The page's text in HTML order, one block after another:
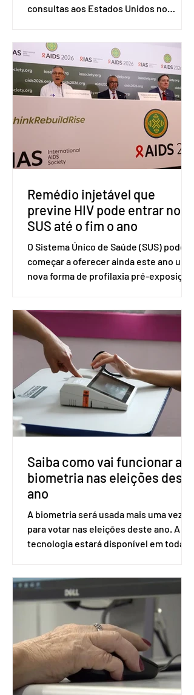
consultas aos Estados Unidos no
(OMC), contestando duas medidas
tarifárias adotadas pelo país norte-
americano com base na Seção 301 da
Lei de Comércio de 1974. Segundo nota
divulgada pelo Ministério das Relações
Exteriores, o Brasil considera que as
incompatíveis com as obrigações
assumidas pelos Estados Unid
Remédio injetável que
previne HIV pode entrar no
SUS até o fim o ano
O Sistema Único de Saúde (SUS) pode
começar a oferecer ainda este ano uma
nova forma de profilaxia pré-exposição
medicamento carbotegravir, que
impede a replicação do vírus de forma
prolongada e pode ser tomado a cada
dois meses. O pedido de inclusão vai
ser encaminhado pelo Ministério da
Saúde à Comissão Nacional de
Incorporação de Novas Tecnologias no
SUS (Conitec) na semana que vem. A
Conitec é um colegiado
Saiba como vai funcionar a
biometria nas eleições deste
ano
A biometria será usada mais uma vez
para votar nas eleições deste ano. A
tecnologia estará disponível em todas
Apesar da requisição, a biometria não é
obrigatória para exercer o direito ao
voto. Se o título estiver regular, o
eleitor pode votar mesmo sem ter
realizado esse cadastro. Neste caso,
será exigido o documento de
identificação para acesso à urna
eletrônica. Se a urna eletrônica não